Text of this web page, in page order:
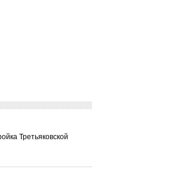
Третьяковской